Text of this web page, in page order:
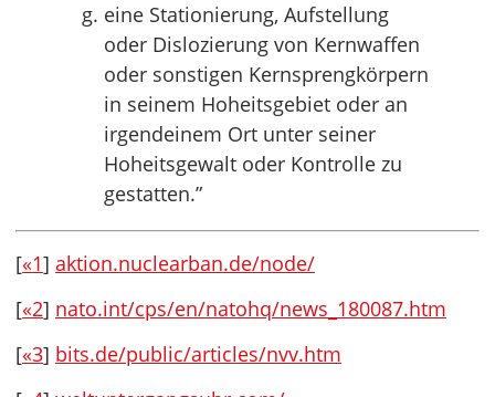
eine Stationierung, Aufstellung
oder Dislozierung von Kernwaffen
oder sonstigen Kernsprengkörpern
in seinem Hoheitsgebiet oder an
irgendeinem Ort unter seiner
Hoheitsgewalt oder Kontrolle zu
gestatten.”
[«1] aktion.nuclearban.de/node/
[«2] nato.int/cps/en/natohq/news_180087.htm
[«3] bits.de/public/articles/nvv.htm